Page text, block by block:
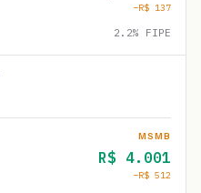
−R$ 137
2.2% FIPE
MSMB
R$ 4.001
−R$ 512